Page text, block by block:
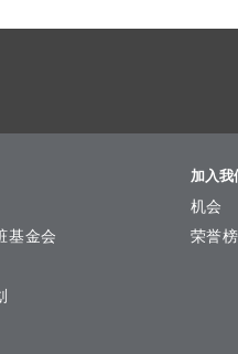
基金会
加入我
机会
荣誉榜